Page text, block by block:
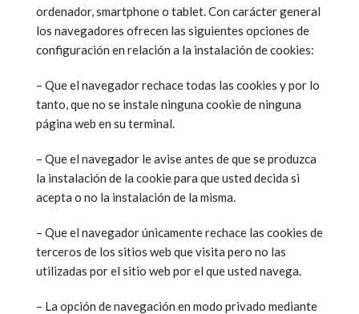
ordenador, smartphone o tablet. Con carácter general
los navegadores ofrecen las siguientes opciones de
configuración en relación a la instalación de cookies:
– Que el navegador rechace todas las cookies y por lo
tanto, que no se instale ninguna cookie de ninguna
página web en su terminal.
– Que el navegador le avise antes de que se produzca
la instalación de la cookie para que usted decida si
acepta o no la instalación de la misma.
– Que el navegador únicamente rechace las cookies de
terceros de los sitios web que visita pero no las
utilizadas por el sitio web por el que usted navega.
– La opción de navegación en modo privado mediante